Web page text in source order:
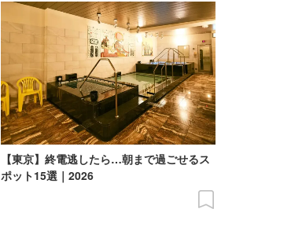
【東京】終電逃したら…朝まで過ごせるス
ポット15選｜2026